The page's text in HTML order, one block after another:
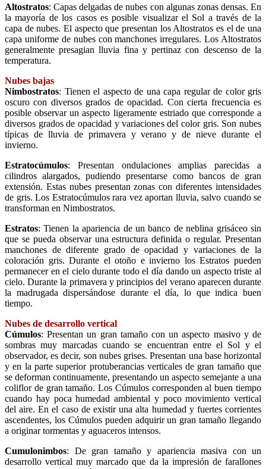
Altostratos: Capas delgadas de nubes con algunas zonas densas. En
la mayoría de los casos es posible visualizar el Sol a través de la
capa de nubes. El aspecto que presentan los Altostratos es el de una
capa uniforme de nubes con manchones irregulares. Los Altostratos
generalmente presagian lluvia fina y pertinaz con descenso de la
temperatura.
Nubes bajas
Nimbostratos: Tienen el aspecto de una capa regular de color gris
oscuro con diversos grados de opacidad. Con cierta frecuencia es
posible observar un aspecto ligeramente estriado que corresponde a
diversos grados de opacidad y variaciones del color gris. Son nubes
típicas de lluvia de primavera y verano y de nieve durante el
invierno.
Estratocúmulos: Presentan ondulaciones amplias parecidas a
cilindros alargados, pudiendo presentarse como bancos de gran
extensión. Estas nubes presentan zonas con diferentes intensidades
de gris. Los Estratocúmulos rara vez aportan lluvia, salvo cuando se
transforman en Nimbostratos.
Estratos: Tienen la apariencia de un banco de neblina grisáceo sin
que se pueda observar una estructura definida o regular. Presentan
manchones de diferente grado de opacidad y variaciones de la
coloración gris. Durante el otoño e invierno los Estratos pueden
permanecer en el cielo durante todo el día dando un aspecto triste al
cielo. Durante la primavera y principios del verano aparecen durante
la madrugada dispersándose durante el día, lo que indica buen
tiempo.
Nubes de desarrollo vertical
Cúmulos: Presentan un gran tamaño con un aspecto masivo y de
sombras muy marcadas cuando se encuentran entre el Sol y el
observador, es decir, son nubes grises. Presentan una base horizontal
y en la parte superior protuberancias verticales de gran tamaño que
se deforman continuamente, presentando un aspecto semejante a una
coliflor de gran tamaño. Los Cúmulos corresponden al buen tiempo
cuando hay poca humedad ambiental y poco movimiento vertical
del aire. En el caso de existir una alta humedad y fuertes corrientes
ascendentes, los Cúmulos pueden adquirir un gran tamaño llegando
a originar tormentas y aguaceros intensos.
Cumulonimbos: De gran tamaño y apariencia masiva con un
desarrollo vertical muy marcado que da la impresión de farallones